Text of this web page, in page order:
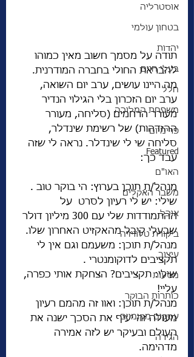
אוסטרליה
בטחון עולמי
יהדות
בעלי חיים
חלל
משפחת המלוכה
פרימיום
Featured
האו"ם
משבר האקלים
אוכל
ביקורת טלוויזיה
עיצוב
מסעות
כותרות הבוקר
עסקים מקומיים
הגירה
תודה על מסמך חשוב מאין כמוהו
להבראת החולי בחברה המודרנית.
מה היינו עושים, ערב יום השואה,
ערב יום הזכרון בלי הגילוי הנדיר
מעורר הרחמים (סליחה, מעורר
ההזדהות) של רשימת שינדלר,
סליחה שי לי שינדלר. נראה לי שזה
עבד כך:
מנהל/ת תוכן בערוץ: הי בוקר טוב .
שילי: יש לי רעיון לסרט  על
ההתמודדות שלי עם 300 מיליון דולר
שבעלי קיבל מהאקזיט האחרון שלו.
מנהל/ת תוכן: משעמם וגם אין לי
תקציבים לדוקומנטרי .
שילי: תקציבים? הצחקת אותי כפרה,
עליי!
מנהל/ת תוכן: ואוו זה מהמם רעיון
מעולה זה יעיף את הסכך ישנה את
העולם ובעיקר יש לזה אמירה
מדהימה.